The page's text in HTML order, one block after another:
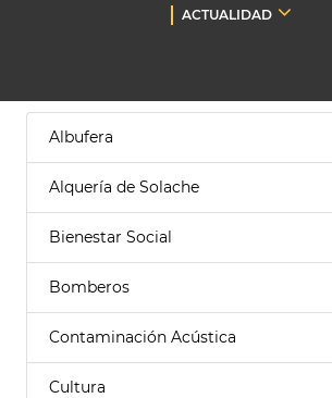
ACTUALIDAD
Albufera
Alquería de Solache
Bienestar Social
Bomberos
Contaminación Acústica
Cultura